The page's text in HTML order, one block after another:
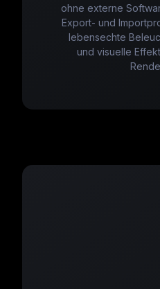
ohne externe
Export- und
lebensechte
und visuelle